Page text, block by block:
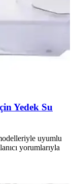
Yedek Su
uyumlu
yorumlarıyla